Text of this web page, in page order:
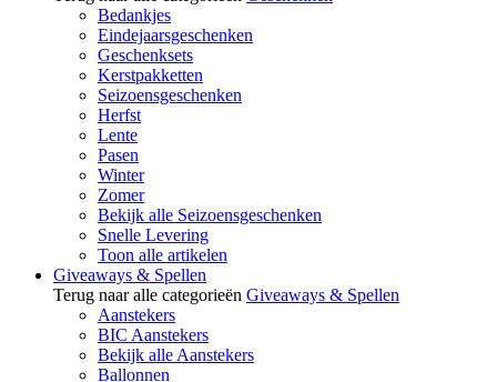
Bedankjes
Eindejaarsgeschenken
Geschenksets
Kerstpakketten
Seizoensgeschenken
Herfst
Lente
Pasen
Winter
Zomer
Bekijk alle Seizoensgeschenken
Snelle Levering
Toon alle artikelen
Giveaways & Spellen
Terug naar alle categorieën Giveaways & Spellen
Aanstekers
BIC Aanstekers
Bekijk alle Aanstekers
Ballonnen